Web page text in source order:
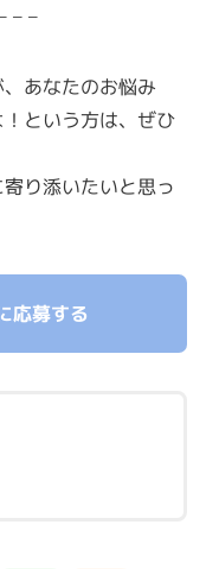
– –
あなたのお悩み
という方は、ぜひ
り添いたいと思っ
応募する